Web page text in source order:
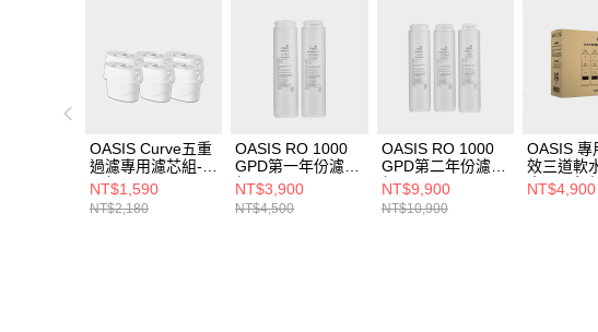
OASIS Curve五重
過濾專用濾芯組-6
入組
NT$1,590
NT$2,180
OASIS RO 1000
GPD第一年份濾芯
組
NT$3,900
NT$4,500
OASIS RO 1000
GPD第二年份濾芯
組
NT$9,900
NT$10,900
OASIS 專
效三道軟
水器一年
NT$4,900